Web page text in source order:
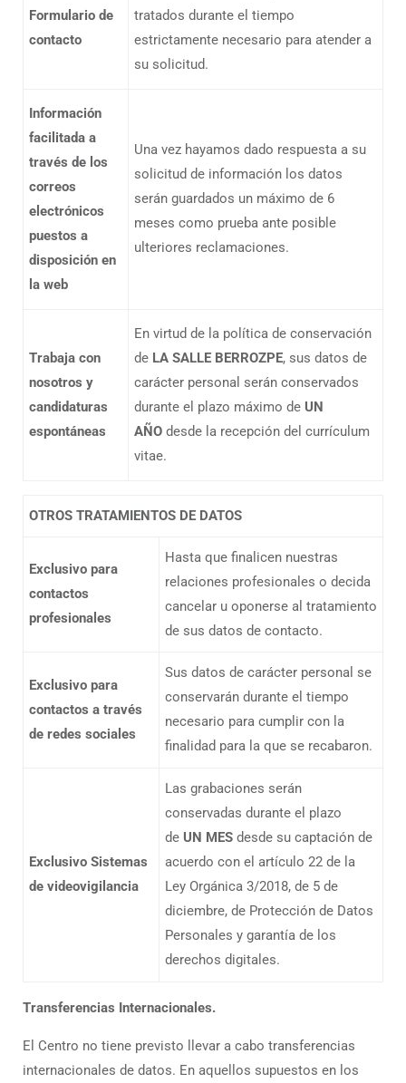
Formulario de
contacto
tratados durante el tiempo
estrictamente necesario para atender a
su solicitud.
Información
facilitada a
través de los
correos
electrónicos
puestos a
disposición en
la web
Una vez hayamos dado respuesta a su
solicitud de información los datos
serán guardados un máximo de 6
meses como prueba ante posible
ulteriores reclamaciones.
Trabaja con
nosotros y
candidaturas
espontáneas
En virtud de la política de conservación
de LA SALLE BERROZPE, sus datos de
carácter personal serán conservados
durante el plazo máximo de UN
AÑO desde la recepción del currículum
vitae.
OTROS TRATAMIENTOS DE DATOS
Exclusivo para
contactos
profesionales
Hasta que finalicen nuestras
relaciones profesionales o decida
cancelar u oponerse al tratamiento
de sus datos de contacto.
Exclusivo para
contactos a través
de redes sociales
Sus datos de carácter personal se
conservarán durante el tiempo
necesario para cumplir con la
finalidad para la que se recabaron.
Exclusivo Sistemas
de videovigilancia
Las grabaciones serán
conservadas durante el plazo
de UN MES desde su captación de
acuerdo con el artículo 22 de la
Ley Orgánica 3/2018, de 5 de
diciembre, de Protección de Datos
Personales y garantía de los
derechos digitales.
Transferencias Internacionales.
El Centro no tiene previsto llevar a cabo transferencias
internacionales de datos. En aquellos supuestos en los